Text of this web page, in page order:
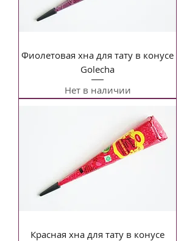
Фиолетовая хна для тату в конусе
Golecha
Нет в наличии
Красная хна для тату в конусе